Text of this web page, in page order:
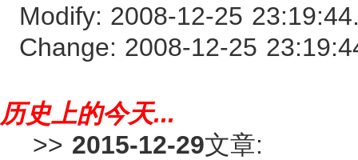
Modify: 2008-12-25
Change: 2008-12-25
历史上的今天...
>> 2015-12-29文章: